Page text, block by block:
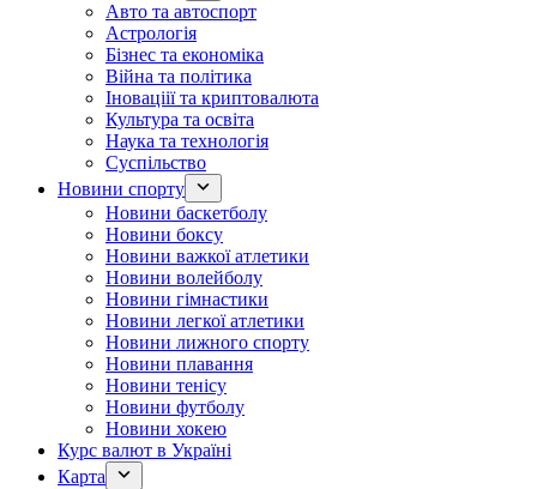
Авто та автоспорт
Астрологія
Бізнес та економіка
Війна та політика
Іноваціії та криптовалюта
Культура та освіта
Наука та технологія
Суспільство
Новини спорту
Новини баскетболу
Новини боксу
Новини важкої атлетики
Новини волейболу
Новини гімнастики
Новини легкої атлетики
Новини лижного спорту
Новини плавання
Новини тенісу
Новини футболу
Новини хокею
Курс валют в Україні
Карта